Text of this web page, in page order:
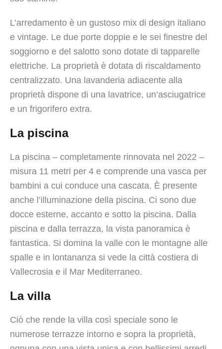
L’arredamento è un gustoso mix di design italiano
e vintage. Le due porte doppie e le sei finestre del
soggiorno e del salotto sono dotate di tapparelle
elettriche. La proprietà è dotata di riscaldamento
centralizzato. Una lavanderia adiacente alla
proprietà dispone di una lavatrice, un’asciugatrice
e un frigorifero extra.
La piscina
La piscina – completamente rinnovata nel 2022 –
misura 11 metri per 4 e comprende una vasca per
bambini a cui conduce una cascata. È presente
anche l’illuminazione della piscina. Ci sono due
docce esterne, accanto e sotto la piscina. Dalla
piscina e dalla terrazza, la vista panoramica è
fantastica. Si domina la valle con le montagne alle
spalle e in lontananza si vede la città costiera di
Vallecrosia e il Mar Mediterraneo.
La villa
Ciò che rende la villa così speciale sono le
numerose terrazze intorno e sopra la proprietà,